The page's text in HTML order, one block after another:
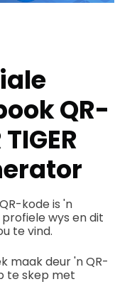
QR-
kode is 'n
wys en dit
te vind.
maak deur 'n QR-
te skep met